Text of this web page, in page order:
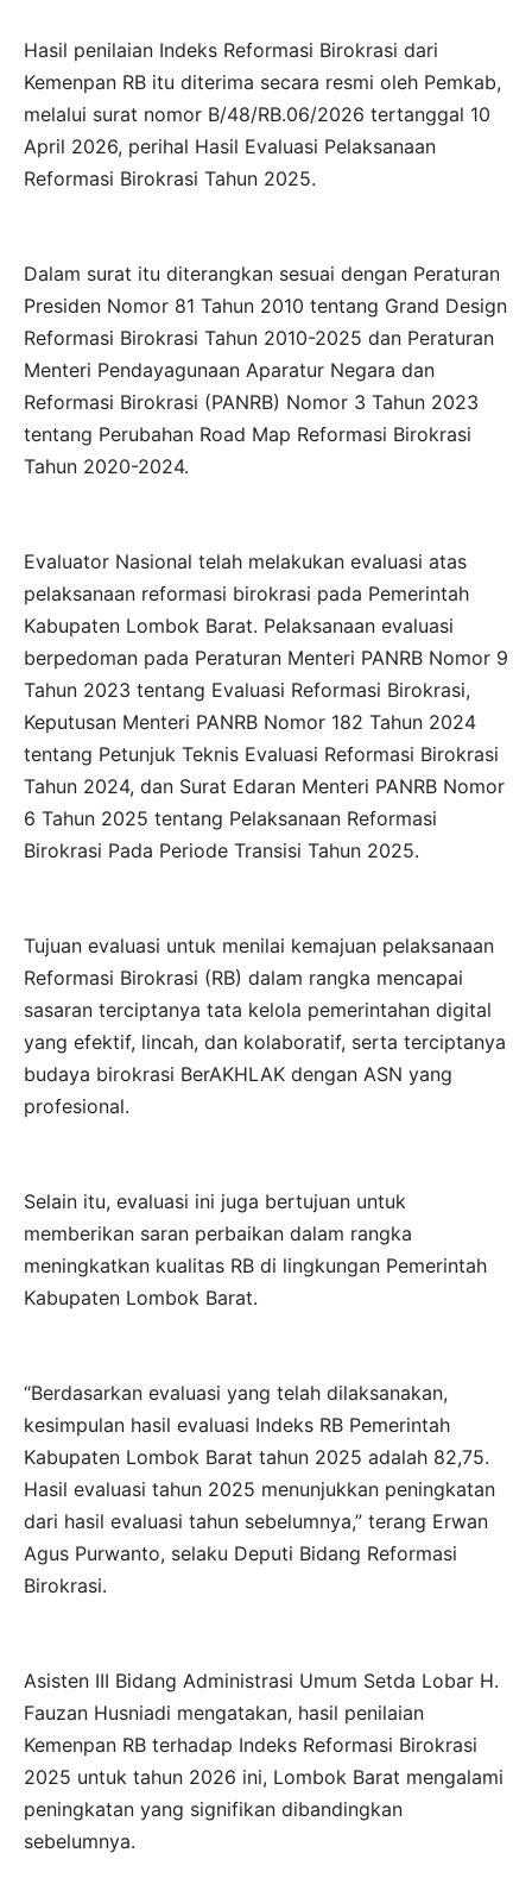
Hasil penilaian Indeks Reformasi Birokrasi dari
Kemenpan RB itu diterima secara resmi oleh Pemkab,
melalui surat nomor B/48/RB.06/2026 tertanggal 10
April 2026, perihal Hasil Evaluasi Pelaksanaan
Reformasi Birokrasi Tahun 2025.
Dalam surat itu diterangkan sesuai dengan Peraturan
Presiden Nomor 81 Tahun 2010 tentang Grand Design
Reformasi Birokrasi Tahun 2010-2025 dan Peraturan
Menteri Pendayagunaan Aparatur Negara dan
Reformasi Birokrasi (PANRB) Nomor 3 Tahun 2023
tentang Perubahan Road Map Reformasi Birokrasi
Tahun 2020-2024.
Evaluator Nasional telah melakukan evaluasi atas
pelaksanaan reformasi birokrasi pada Pemerintah
Kabupaten Lombok Barat. Pelaksanaan evaluasi
berpedoman pada Peraturan Menteri PANRB Nomor 9
Tahun 2023 tentang Evaluasi Reformasi Birokrasi,
Keputusan Menteri PANRB Nomor 182 Tahun 2024
tentang Petunjuk Teknis Evaluasi Reformasi Birokrasi
Tahun 2024, dan Surat Edaran Menteri PANRB Nomor
6 Tahun 2025 tentang Pelaksanaan Reformasi
Birokrasi Pada Periode Transisi Tahun 2025.
Tujuan evaluasi untuk menilai kemajuan pelaksanaan
Reformasi Birokrasi (RB) dalam rangka mencapai
sasaran terciptanya tata kelola pemerintahan digital
yang efektif, lincah, dan kolaboratif, serta terciptanya
budaya birokrasi BerAKHLAK dengan ASN yang
profesional.
Selain itu, evaluasi ini juga bertujuan untuk
memberikan saran perbaikan dalam rangka
meningkatkan kualitas RB di lingkungan Pemerintah
Kabupaten Lombok Barat.
“Berdasarkan evaluasi yang telah dilaksanakan,
kesimpulan hasil evaluasi Indeks RB Pemerintah
Kabupaten Lombok Barat tahun 2025 adalah 82,75.
Hasil evaluasi tahun 2025 menunjukkan peningkatan
dari hasil evaluasi tahun sebelumnya,” terang Erwan
Agus Purwanto, selaku Deputi Bidang Reformasi
Birokrasi.
Asisten III Bidang Administrasi Umum Setda Lobar H.
Fauzan Husniadi mengatakan, hasil penilaian
Kemenpan RB terhadap Indeks Reformasi Birokrasi
2025 untuk tahun 2026 ini, Lombok Barat mengalami
peningkatan yang signifikan dibandingkan
sebelumnya.